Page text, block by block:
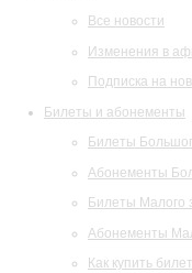
Все новости
Изменения в
Подписка на
Билеты и абонементы
Билеты
Абонементы
Билеты Малого
Абонементы
Как купить билет